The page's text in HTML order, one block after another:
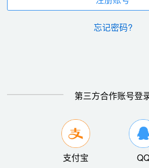
忘记密码?
第三方合作账号登
支付宝